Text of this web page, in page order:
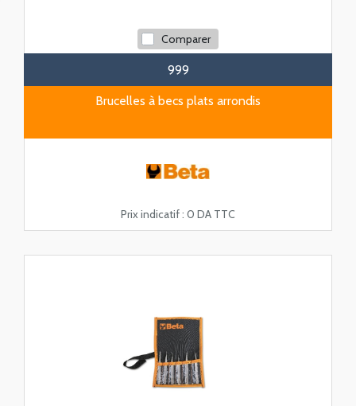
Comparer
999
Brucelles à becs plats arrondis
Prix indicatif : 0 DA TTC